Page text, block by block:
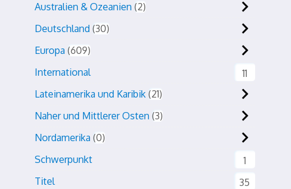
Australien & Ozeanien 2
Deutschland 30
Europa 609
International
11
Lateinamerika und Karibik 21
Naher und Mittlerer Osten 3
Nordamerika 0
Schwerpunkt
1
Titel
35